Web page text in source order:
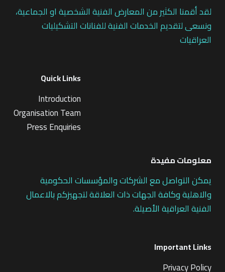
لقد أقمنا الكثير من المعارض الفنية الشخصية او الجماعية،
ونسعى لتقديم الخدمات الفنية للفنانات التشكيليات
العراقيات
Quick Links
Introduction
Organisation Team
Press Enquiries
معلومات مفيدة
يمكن التواصل مع الشركات والمؤسسات الحكومية
والاهلية وكافة الجهات ذات العلاقة لتجهيزكم بالاعمال
الفنية العراقية الأصيلة.
Important Links
Privacy Policy